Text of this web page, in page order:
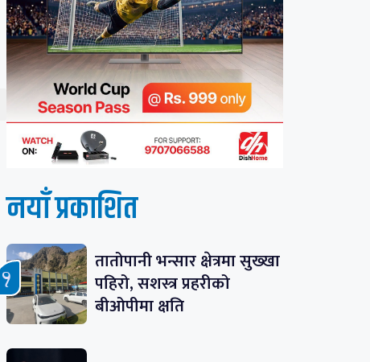
नयाँ प्रकाशित
तातोपानी भन्सार क्षेत्रमा सुख्खा
पहिरो, सशस्त्र प्रहरीको
बीओपीमा क्षति